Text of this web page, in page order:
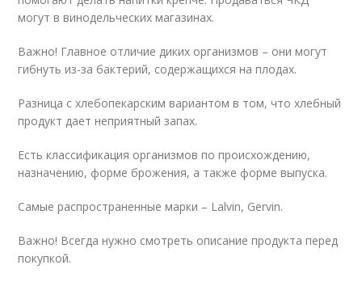
могут в винодельческих магазинах.
Важно! Главное отличие диких организмов – они могут
гибнуть из-за бактерий, содержащихся на плодах.
Разница с хлебопекарским вариантом в том, что хлебный
продукт дает неприятный запах.
Есть классификация организмов по происхождению,
назначению, форме брожения, а также форме выпуска.
Самые распространенные марки – Lalvin, Gervin.
Важно! Всегда нужно смотреть описание продукта перед
покупкой.